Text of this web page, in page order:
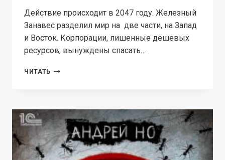
Действие происходит в 2047 году. Железный
Занавес разделил мир на две части, на Запад
и Восток. Корпорации, лишенные дешевых
ресурсов, вынуждены спасать…
ЧИТАТЬ РЕЛОКАНТ